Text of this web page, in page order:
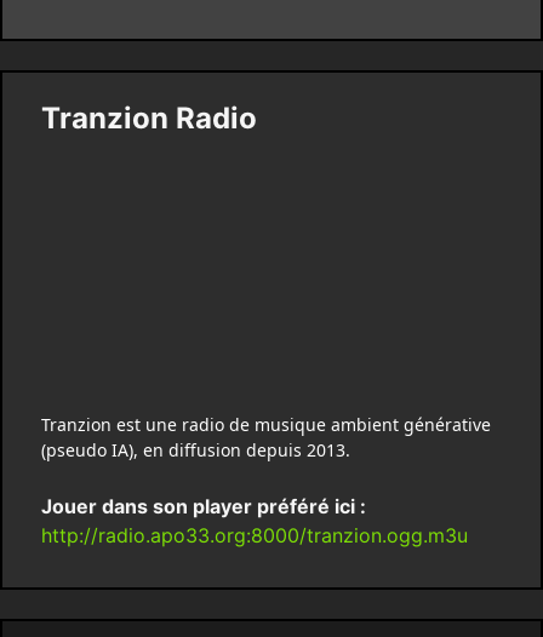
Tranzion Radio
Tranzion est une radio de musique ambient générative
(pseudo IA), en diffusion depuis 2013.
Jouer dans son player préféré ici :
http://radio.apo33.org:8000/tranzion.ogg.m3u